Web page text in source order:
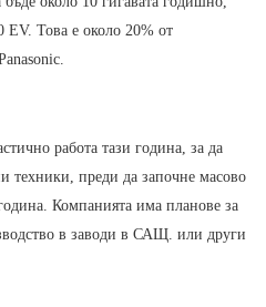
EV. Това е около 20% от
работа тази година, за да
техники, преди да започне масово
Компанията има планове за
в заводи в САЩ. или други